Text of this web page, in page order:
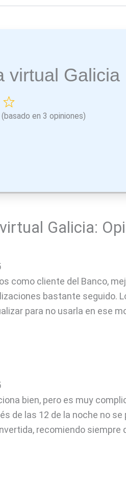
virtual Galicia
en 3 opiniones)
Galicia:
como cliente del Banco,
bastante seguido.
para no usarla en ese
bien, pero es muy
de las 12 de la noche no
recomiendo